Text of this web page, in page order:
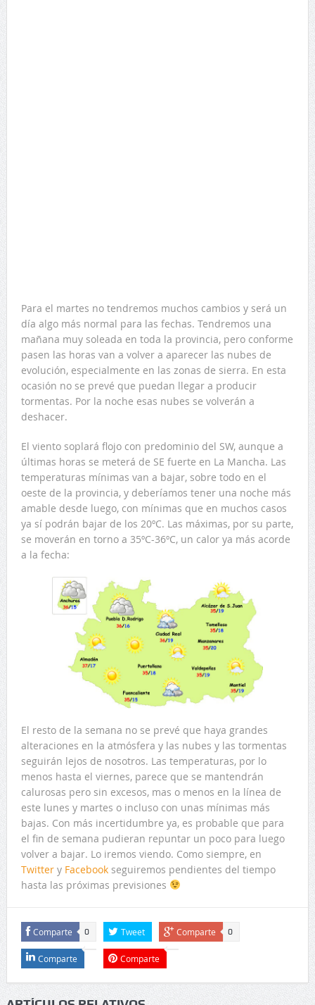
Para el martes no tendremos muchos cambios y será un
día algo más normal para las fechas. Tendremos una
mañana muy soleada en toda la provincia, pero conforme
pasen las horas van a volver a aparecer las nubes de
evolución, especialmente en las zonas de sierra. En esta
ocasión no se prevé que puedan llegar a producir
tormentas. Por la noche esas nubes se volverán a
deshacer.
El viento soplará flojo con predominio del SW, aunque a
últimas horas se meterá de SE fuerte en La Mancha. Las
temperaturas mínimas van a bajar, sobre todo en el
oeste de la provincia, y deberíamos tener una noche más
amable desde luego, con mínimas que en muchos casos
ya sí podrán bajar de los 20ºC. Las máximas, por su parte,
se moverán en torno a 35ºC-36ºC, un calor ya más acorde
a la fecha:
El resto de la semana no se prevé que haya grandes
alteraciones en la atmósfera y las nubes y las tormentas
seguirán lejos de nosotros. Las temperaturas, por lo
menos hasta el viernes, parece que se mantendrán
calurosas pero sin excesos, mas o menos en la línea de
este lunes y martes o incluso con unas mínimas más
bajas. Con más incertidumbre ya, es probable que para
el fin de semana pudieran repuntar un poco para luego
volver a bajar. Lo iremos viendo. Como siempre, en
Twittery Facebookseguiremos pendientes del tiempo
hasta las próximas previsiones
Comparte 0 Tweet Comparte 0
Comparte Comparte